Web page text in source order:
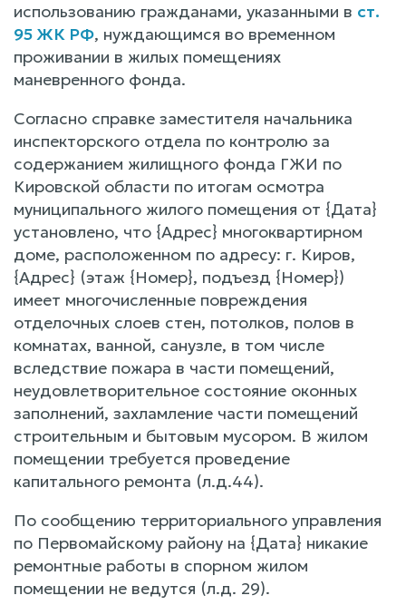
использованию гражданами, указанными в ст.
95 ЖК РФ, нуждающимся во временном
проживании в жилых помещениях
маневренного фонда.
Согласно справке заместителя начальника
инспекторского отдела по контролю за
содержанием жилищного фонда ГЖИ по
Кировской области по итогам осмотра
муниципального жилого помещения от {Дата}
установлено, что {Адрес} многоквартирном
доме, расположенном по адресу: г. Киров,
{Адрес} (этаж {Номер}, подъезд {Номер})
имеет многочисленные повреждения
отделочных слоев стен, потолков, полов в
комнатах, ванной, санузле, в том числе
вследствие пожара в части помещений,
неудовлетворительное состояние оконных
заполнений, захламление части помещений
строительным и бытовым мусором. В жилом
помещении требуется проведение
капитального ремонта (л.д.44).
По сообщению территориального управления
по Первомайскому району на {Дата} никакие
ремонтные работы в спорном жилом
помещении не ведутся (л.д. 29).